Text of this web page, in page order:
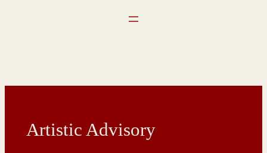
Artistic Advisory